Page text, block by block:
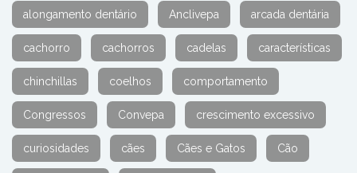
alongamento dentário Anclivepa arcada dentária
cachorro cachorros cadelas características
chinchillas coelhos comportamento
Congressos Convepa crescimento excessivo
curiosidades cães Cães e Gatos Cão